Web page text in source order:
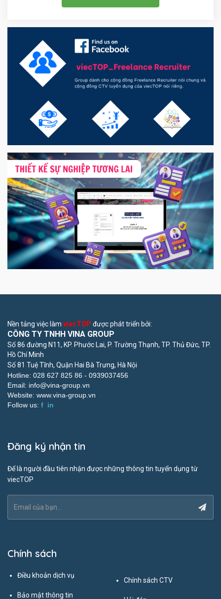
Nền tảng việc làm viecTOP được phát triển bởi:
CÔNG TY TNHH VINA GROUP
Số 86 đường N11, KP. Phước Lai, P. Trường Thạnh, TP. Thủ Đức, TP.
Hồ Chí Minh
Số 81 Tuệ Tĩnh, Quận Hai Bà Trưng, Hà Nội
Hotline: 028 627 825 86 - 0939037456
Email: info@vina-group.vn
Website: www.vina-group.vn
Follow us: f in
Đăng ký nhận tin
Để là người đầu tiên nhận được những thông tin tuyển dụng từ
viecTOP
Chính sách
Điều khoản dịch vụ
Bảo mật thông tin
Chính sách CTV